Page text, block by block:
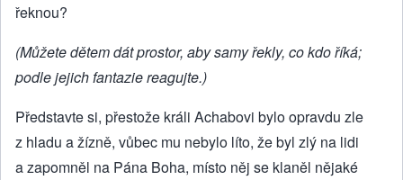
řeknou?
(Můžete dětem dát prostor, aby samy řekly, co kdo říká;
podle jejich fantazie reagujte.)
Představte si, přestože králi Achabovi bylo opravdu zle
z hladu a žízně, vůbec mu nebylo líto, že byl zlý na lidi
a zapomněl na Pána Boha, místo něj se klaněl nějaké